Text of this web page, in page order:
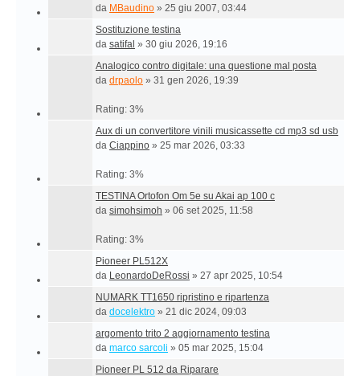
da MBaudino » 25 giu 2007, 03:44
Sostituzione testina
da satifal » 30 giu 2026, 19:16
Analogico contro digitale: una questione mal posta
da drpaolo » 31 gen 2026, 19:39
Rating: 3%
Aux di un convertitore vinili musicassette cd mp3 sd usb
da Ciappino » 25 mar 2026, 03:33
Rating: 3%
TESTINA Ortofon Om 5e su Akai ap 100 c
da simohsimoh » 06 set 2025, 11:58
Rating: 3%
Pioneer PL512X
da LeonardoDeRossi » 27 apr 2025, 10:54
NUMARK TT1650 ripristino e ripartenza
da docelektro » 21 dic 2024, 09:03
argomento trito 2 aggiornamento testina
da marco sarcoli » 05 mar 2025, 15:04
Pioneer PL 512 da Riparare